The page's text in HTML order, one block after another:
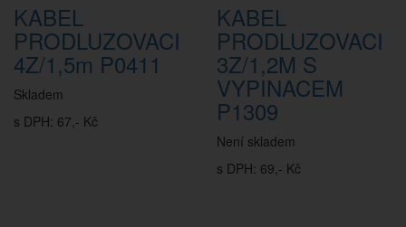
KABEL
PRODLUZOVACI
4Z/1,5m P0411
Skladem
s DPH: 67,- Kč
KABEL
PRODLUZOVACI
3Z/1,2M S
VYPINACEM
P1309
Není skladem
s DPH: 69,- Kč